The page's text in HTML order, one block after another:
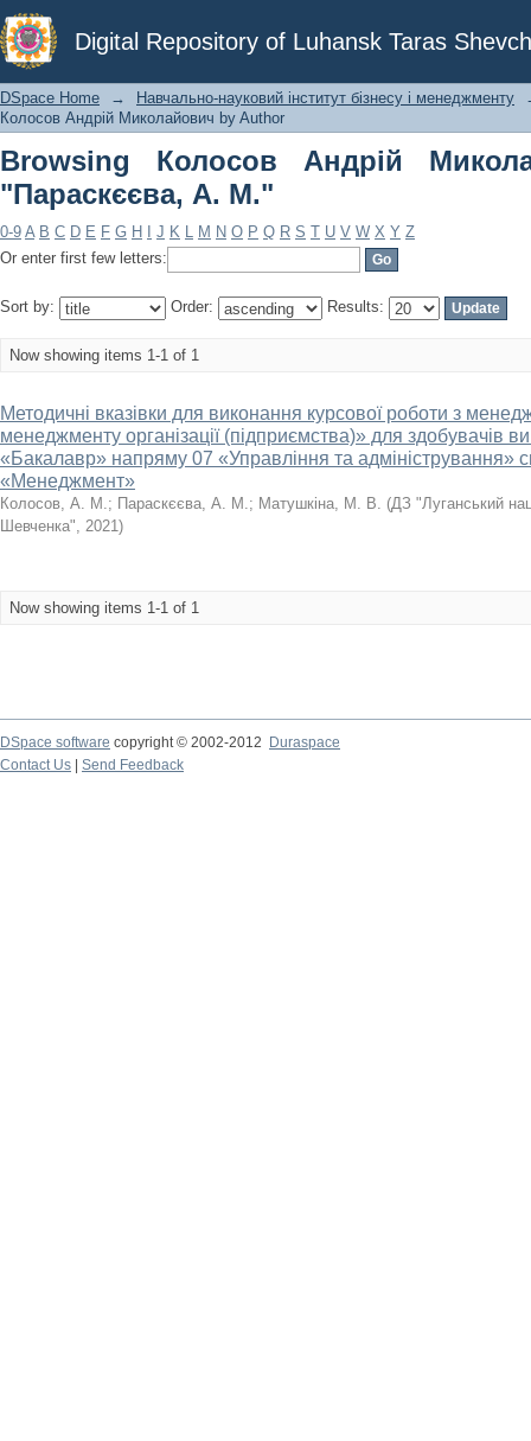
Digital Repository of Luhansk Taras
Browsing Колосов Андрій
DSpace Home → Навчально-науковий інститут бізнесу і менеджменту
Колосов Андрій Миколайович by Author
Browsing Колосов Андрій
"Параскєєва, А. М."
0-9 A B C D E F G H J K L M N O P Q R S T U V W X Y Z
Or enter first few letters:
Sort by: Order: Results:
Now showing items 1-1 of 1
Методичні вказівки для виконання курсової роботи з
менеджменту організації (підприємства)» для здобувачів
«Бакалавр» напряму 07 «Управління та адміністрування»
«Менеджмент»
Колосов, А. М.; Параскєєва, А. М.; Матушкіна, М. В. (ДЗ "Луганський
Шевченка", 2021)
Now showing items 1-1 of 1
DSpace software copyright © 2002-2012
Duraspace
Contact Us
Send Feedback